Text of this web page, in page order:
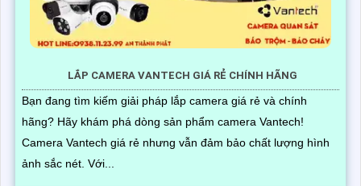
LẮP CAMERA VANTECH GIÁ RẺ CHÍNH HÃNG
Bạn đang tìm kiếm giải pháp lắp camera giá rẻ và chính
hãng? Hãy khám phá dòng sản phẩm camera Vantech!
Camera Vantech giá rẻ nhưng vẫn đảm bảo chất lượng hình
ảnh sắc nét. Với...